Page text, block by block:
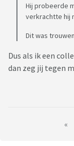
Hij probeerde
verkrachtte hij
Dit was
Dus als ik een
dan zeg jij tegen
«